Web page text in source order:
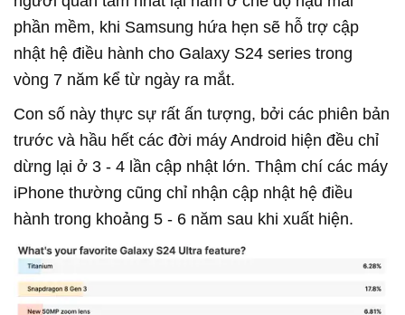
phần mềm, khi Samsung hứa hẹn sẽ hỗ trợ cập
nhật hệ điều hành cho Galaxy S24 series trong
vòng 7 năm kể từ ngày ra mắt.
Con số này thực sự rất ấn tượng, bởi các phiên bản
trước và hầu hết các đời máy Android hiện đều chỉ
dừng lại ở 3 - 4 lần cập nhật lớn. Thậm chí các máy
iPhone thường cũng chỉ nhận cập nhật hệ điều
hành trong khoảng 5 - 6 năm sau khi xuất hiện.